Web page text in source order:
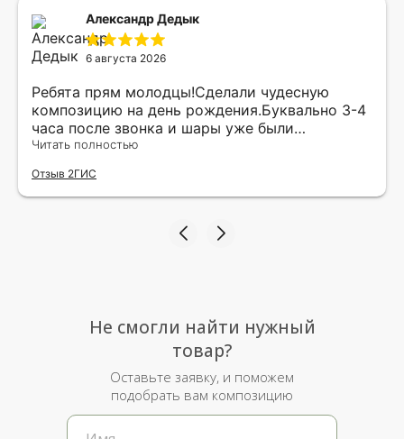
Александр Дедык
6 августа 2026
Ребята прям молодцы!Сделали чудесную
композицию на день рождения.Буквально 3-4
часа после звонка и шары уже были
доставлены мне по адресу.Качество
рада.
Читать полностью
Отзыв 2ГИС
Не смогли найти нужный
товар?
Оставьте заявку, и поможем
подобрать вам композицию